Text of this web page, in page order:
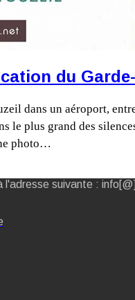
du
dans un aéroport,
le plus grand des
photo…
l'adresse suivante :